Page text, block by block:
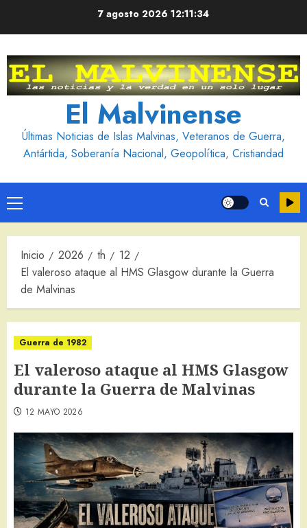
7 agosto 2026 12:11:35
El Malvinense
Últimas Noticias de Islas Malvinas, Veteranos de Guerra,
Antártida, Soberanía Nacional, Geopolítica, Cristiandad
Menú
principal
Inicio 2026 th
12
El valeroso ataque al HMS Glasgow durante la Guerra
de Malvinas
Guerra de 1982
El valeroso ataque al HMS Glasgow
durante la Guerra de Malvinas
12 MAYO 2026